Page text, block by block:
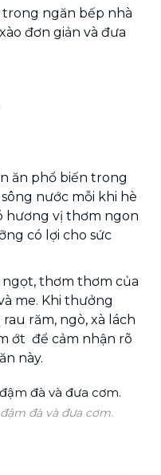
trong ngăn bếp nhà
đơn giản và đưa
ăn phổ biến trong
nước mỗi khi hè
hương vị thơm ngon
có lợi cho sức
ngọt, thơm thơm của
me. Khi thưởng
răm, ngò, xà lách
ớt để cảm nhận rõ
này.
đà và đưa cơm.